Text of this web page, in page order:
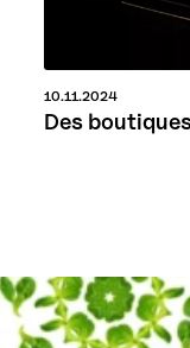
10.11.2024
Des